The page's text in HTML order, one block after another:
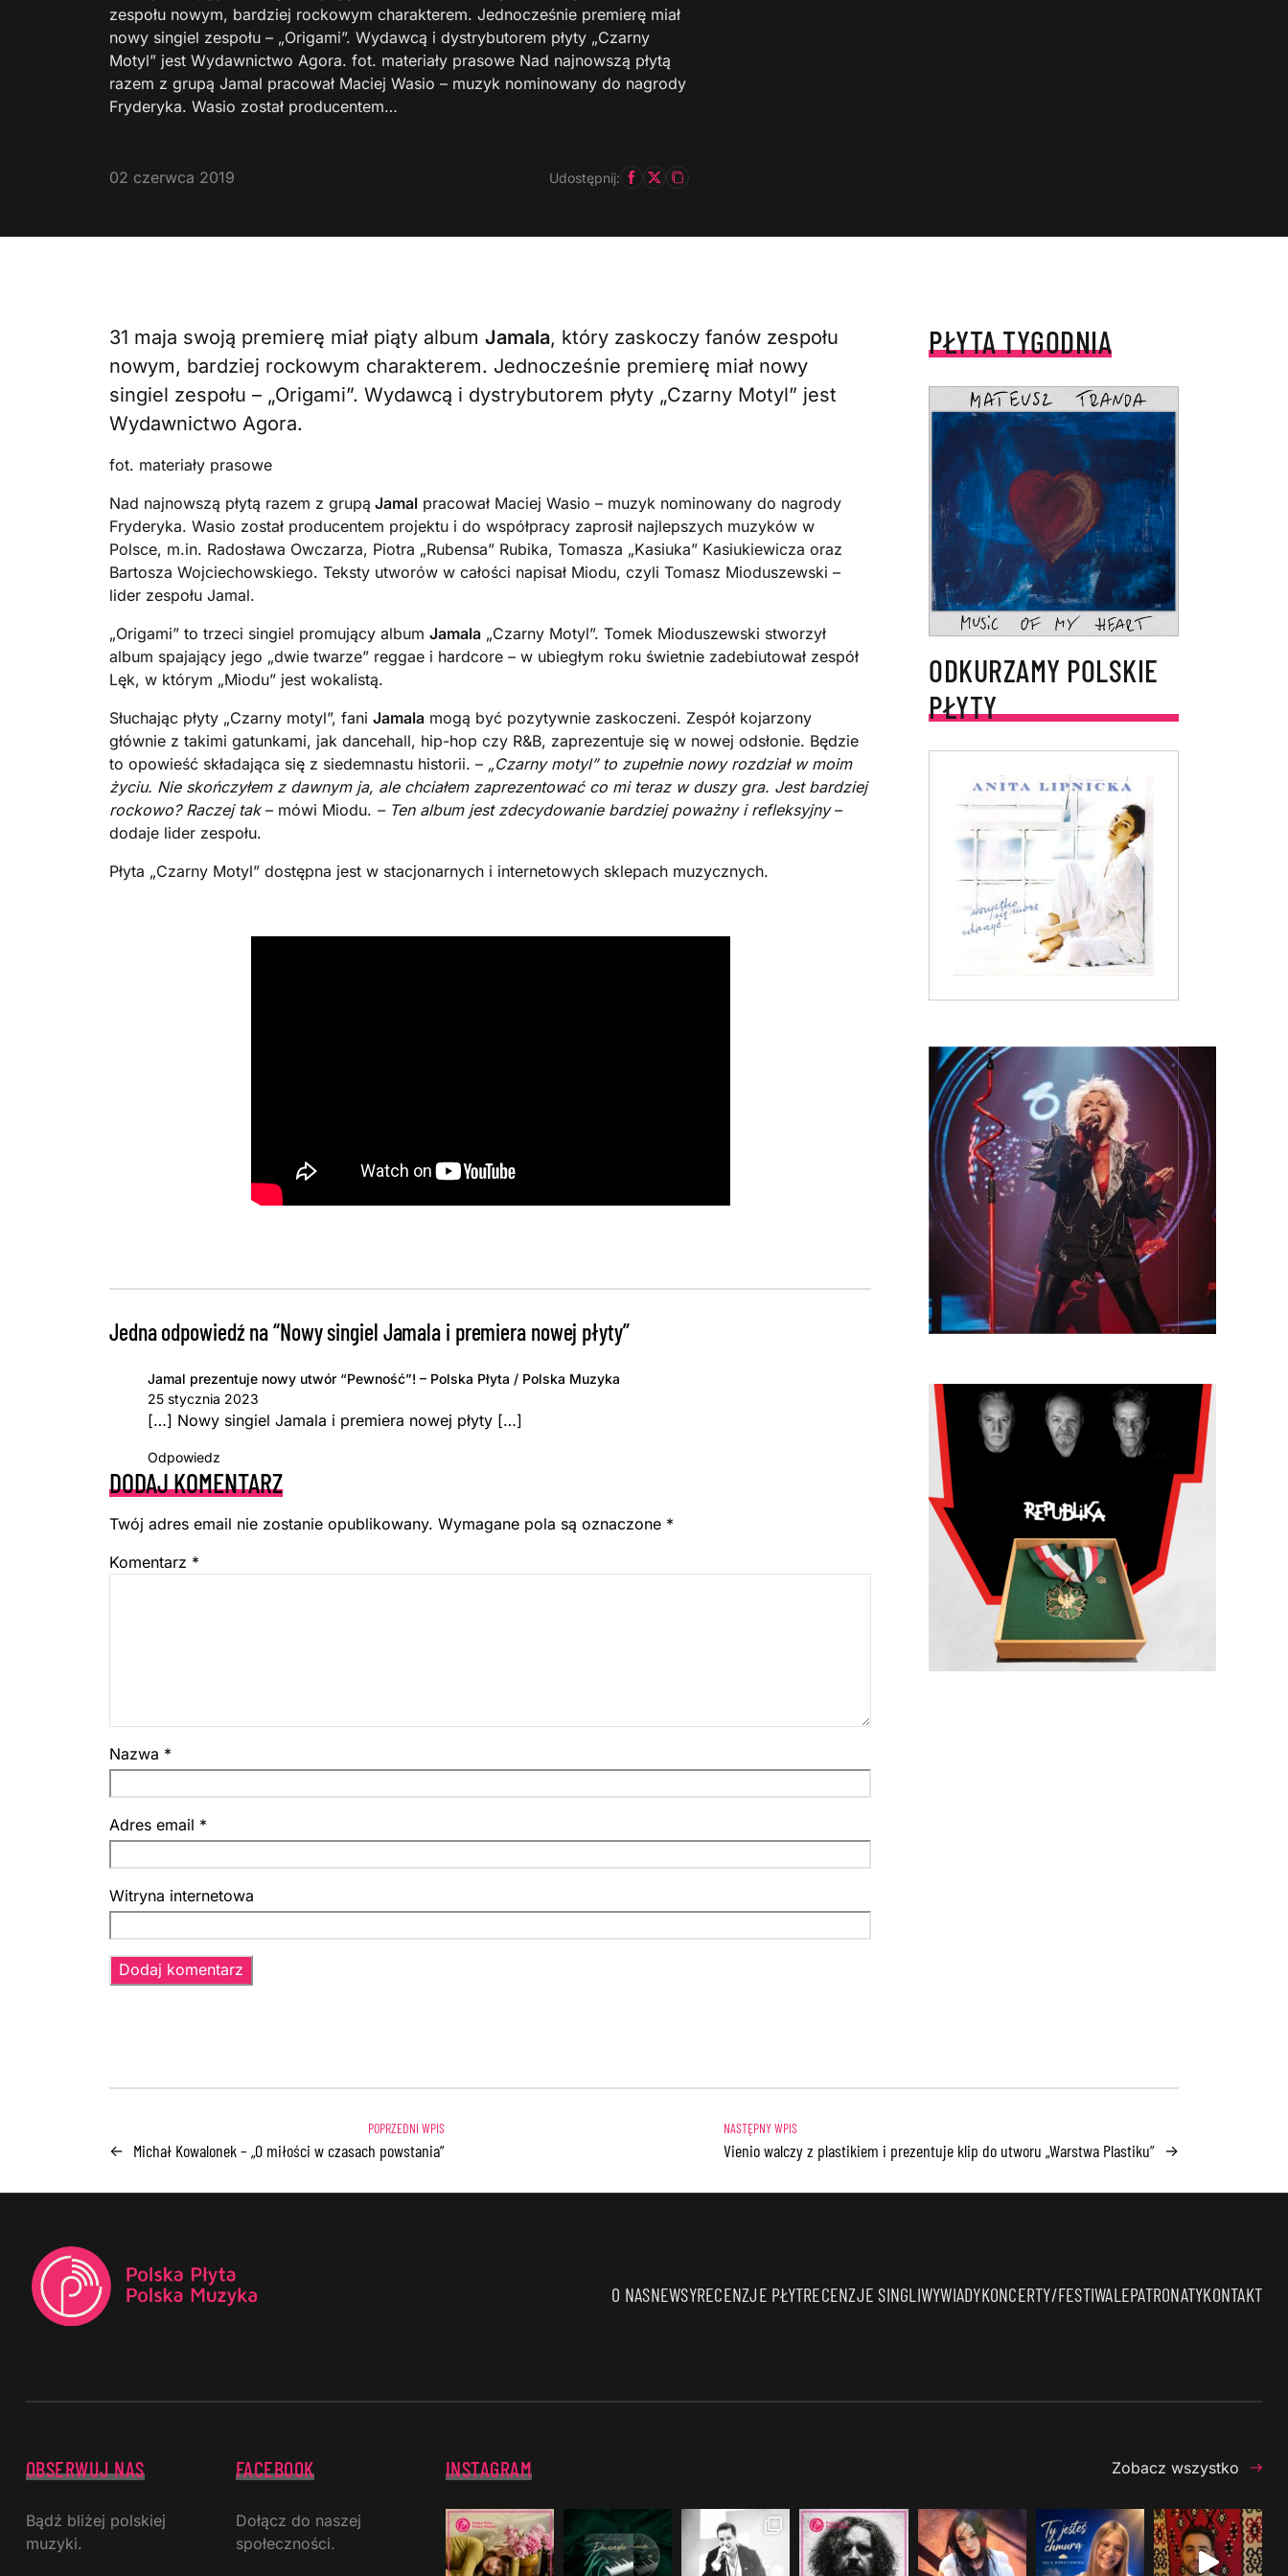
zespołu nowym, bardziej rockowym charakterem. Jednocześnie premierę miał
nowy singiel zespołu – „Origami”. Wydawcą i dystrybutorem płyty „Czarny
Motyl” jest Wydawnictwo Agora. fot. materiały prasowe Nad najnowszą płytą
razem z grupą Jamal pracował Maciej Wasio – muzyk nominowany do nagrody
Fryderyka. Wasio został producentem…
02 czerwca 2019 Udostępnij:
31 maja swoją premierę miał piąty album Jamala, który zaskoczy fanów zespołu
nowym, bardziej rockowym charakterem. Jednocześnie premierę miał nowy
singiel zespołu – „Origami”. Wydawcą i dystrybutorem płyty „Czarny Motyl” jest
Wydawnictwo Agora.
fot. materiały prasowe
Nad najnowszą płytą razem z grupą Jamal pracował Maciej Wasio – muzyk nominowany do nagrody
Fryderyka. Wasio został producentem projektu i do współpracy zaprosił najlepszych muzyków w
Polsce, m.in. Radosława Owczarza, Piotra „Rubensa” Rubika, Tomasza „Kasiuka” Kasiukiewicza oraz
Bartosza Wojciechowskiego. Teksty utworów w całości napisał Miodu, czyli Tomasz Mioduszewski –
lider zespołu Jamal.
„Origami” to trzeci singiel promujący album Jamala „Czarny Motyl”. Tomek Mioduszewski stworzył
album spajający jego „dwie twarze” reggae i hardcore – w ubiegłym roku świetnie zadebiutował zespół
Lęk, w którym „Miodu” jest wokalistą.
Słuchając płyty „Czarny motyl”, fani Jamala mogą być pozytywnie zaskoczeni. Zespół kojarzony
głównie z takimi gatunkami, jak dancehall, hip-hop czy R&B, zaprezentuje się w nowej odsłonie. Będzie
to opowieść składająca się z siedemnastu historii. – „Czarny motyl” to zupełnie nowy rozdział w moim
życiu. Nie skończyłem z dawnym ja, ale chciałem zaprezentować co mi teraz w duszy gra. Jest bardziej
rockowo? Raczej tak – mówi Miodu. – Ten album jest zdecydowanie bardziej poważny i refleksyjny–
dodaje lider zespołu.
Płyta „Czarny Motyl” dostępna jest w stacjonarnych i internetowych sklepach muzycznych.
Jedna odpowiedź na “Nowy singiel Jamala i premiera nowej płyty”
Jamal prezentuje nowy utwór “Pewność”! – Polska Płyta / Polska Muzyka
25 stycznia 2023
[…] Nowy singiel Jamala i premiera nowej płyty […]
Odpowiedz
DODAJ KOMENTARZ
Twój adres email nie zostanie opublikowany. Wymagane pola są oznaczone *
Komentarz *
Nazwa *
Adres email *
Witryna internetowa
PŁYTA TYGODNIA
ODKURZAMY POLSKIE
PŁYTY
← Michał Kowalonek – „O miłości w czasach powstania” Vienio walczy z plastikiem i prezentuje klip do utworu „Warstwa Plastiku” →
O NASNEWSYRECENZJE PŁYTRECENZJE SINGLIWYWIADYKONCERTY/FESTIWALEPATRONATYKONTAKT
OBSERWUJ NAS
Bądź bliżej polskiej
muzyki.
FACEBOOK
Dołącz do naszej
społeczności.
INSTAGRAM Zobacz wszystko